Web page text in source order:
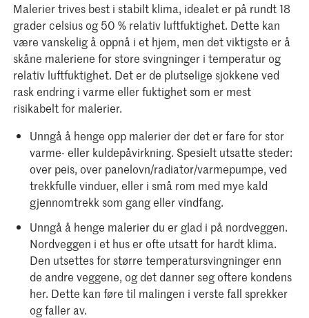
Malerier trives best i stabilt klima, idealet er på rundt 18
grader celsius og 50 % relativ luftfuktighet. Dette kan
være vanskelig å oppnå i et hjem, men det viktigste er å
skåne maleriene for store svingninger i temperatur og
relativ luftfuktighet. Det er de plutselige sjokkene ved
rask endring i varme eller fuktighet som er mest
risikabelt for malerier.
Unngå å henge opp malerier der det er fare for stor
varme- eller kuldepåvirkning. Spesielt utsatte steder:
over peis, over panelovn/radiator/varmepumpe, ved
trekkfulle vinduer, eller i små rom med mye kald
gjennomtrekk som gang eller vindfang.
Unngå å henge malerier du er glad i på nordveggen.
Nordveggen i et hus er ofte utsatt for hardt klima.
Den utsettes for større temperatursvingninger enn
de andre veggene, og det danner seg oftere kondens
her. Dette kan føre til malingen i verste fall sprekker
og faller av.